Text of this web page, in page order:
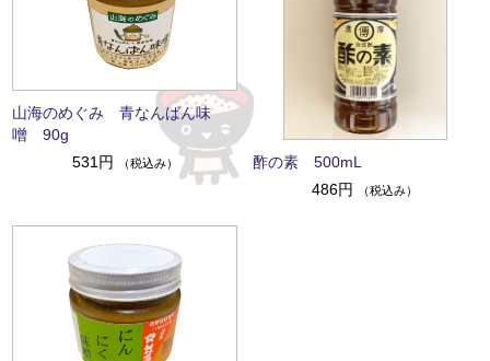
山海のめぐみ 青なんばん味
噌 90g
531円
（税込み）
酢の素 500mL
486円
（税込み）